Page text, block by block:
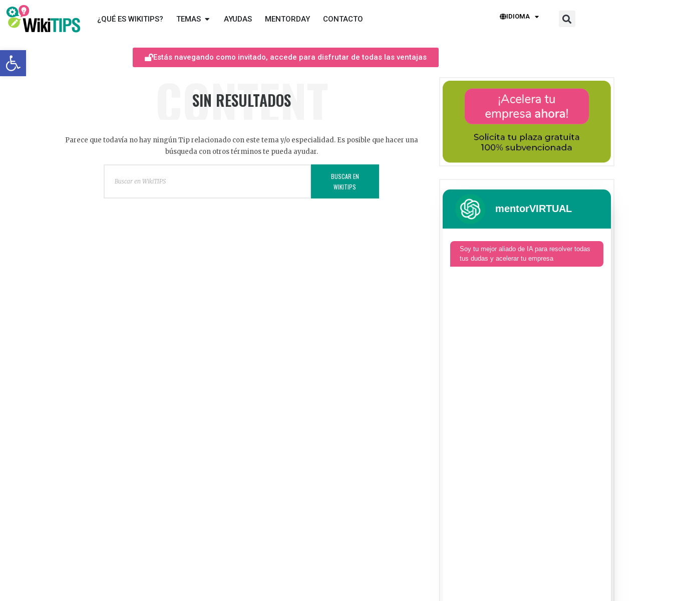
Abrir barra de herramientas
¿QUÉ ES WIKITIPS? TEMAS AYUDAS MENTORDAY CONTACTO IDIOMA
Estás navegando como invitado, accede para disfrutar de todas las ventajas
CONTENT
SIN RESULTADOS
Parece que todavía no hay ningún Tip relacionado con este tema y/o especialidad. Es posible que hacer una
búsqueda con otros términos te pueda ayudar.
BUSCAR EN
WIKITIPS
mentorVIRTUAL
Soy tu mejor aliado de IA para resolver todas
tus dudas y acelerar tu empresa